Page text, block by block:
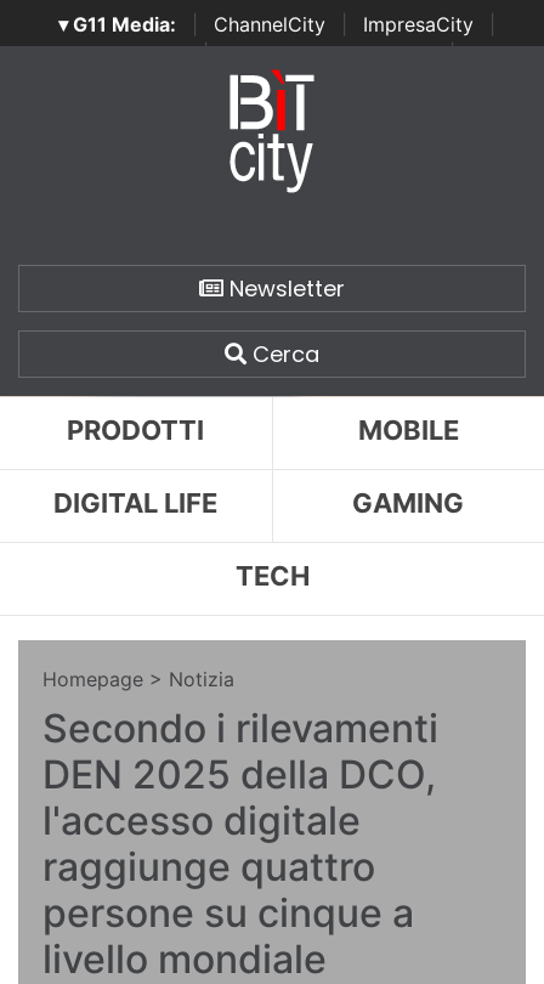
▾ G11 Media: ChannelCity ImpresaCity
SecurityOpenLab | Italian Channel Awards | Italian
Italian Security Awards
Newsletter
Cerca
PRODOTTI MOBILE
DIGITAL LIFE GAMING
TECH
Homepage > Notizia
Secondo i rilevamenti
DEN 2025 della DCO,
l'accesso digitale
raggiunge quattro
persone su cinque a
livello mondiale